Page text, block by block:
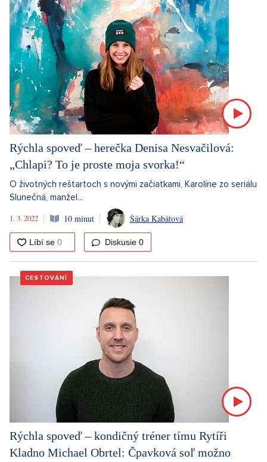
Rýchla spoveď – herečka Denisa Nesvačilová:
„Chlapi? To je proste moja svorka!“
O životných reštartoch s novými začiatkami, Karolíne zo seriálu
Slunečná, manžel...
1. 3. 2022
10 minut Šárka Kabátová
Diskusie 0
CESTOVÁNÍ
Rýchla spoveď – kondičný tréner tímu Rytíři
Kladno Michael Obrtel: Čpavková soľ možno